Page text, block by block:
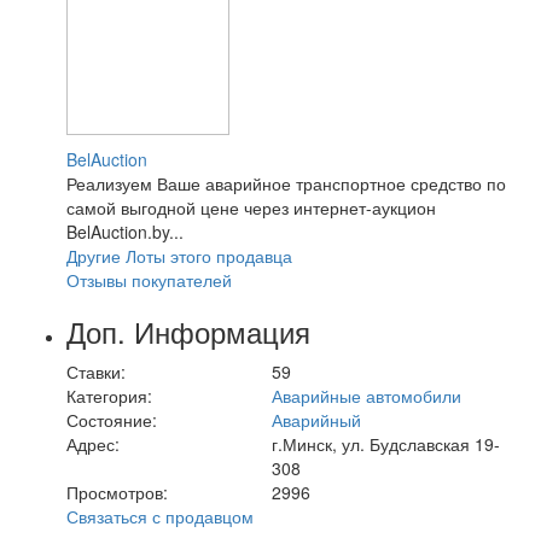
BelAuction
Реализуем Ваше аварийное транспортное средство по
самой выгодной цене через интернет-аукцион
BelAuction.by...
Другие Лоты этого продавца
Отзывы покупателей
Доп. Информация
Ставки:
59
Категория:
Аварийные автомобили
Состояние:
Аварийный
Адрес:
г.Минск, ул. Будславская 19-
308
Просмотров:
2996
Связаться с продавцом